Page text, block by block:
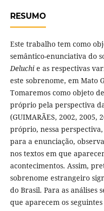
RESUMO
Este trabalho tem como
semântico-enunciativa do
Deluchie as respectivas
este sobrenome, em Mato
Tomaremos como objeto
próprio pela perspectiva
(GUIMARÃES, 2002, 2005,
próprio, nessa
para a enunciação,
nos textos em que
acontecimentos. Assim,
sobrenome estrangeiro
do Brasil. Para as análises
que aparecem os